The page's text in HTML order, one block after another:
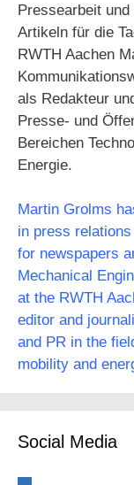
Pressearbeit
Artikeln für die
RWTH Aachen
als Redakteur
Presse- und
Bereichen
Energie.
Martin Grolms
in press
for newspapers
Mechanical
at the RWTH
editor and
and PR in the
mobility and
Social Media